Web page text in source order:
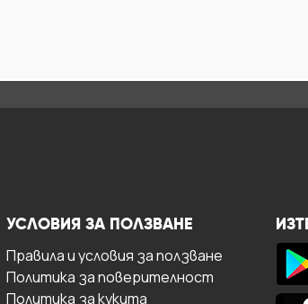
УСЛОВИЯ ЗА ПОЛЗВАНЕ
Правила и условия за ползване
Политика за поверителност
Политика за кукита